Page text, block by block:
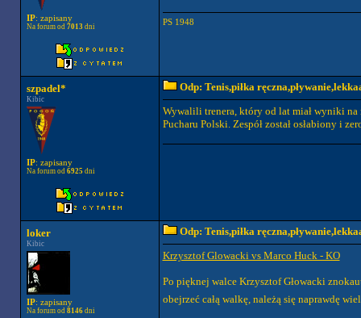
IP: zapisany
Na forum od 7013 dni
PS 1948
szpadel*
Kibic
IP: zapisany
Na forum od 6925dni
Odp: Tenis,piłka
Wywalili trenera, który od lat miał wyniki
Pucharu Polski. Zespół został osłabiony i
loker
Kibic
IP: zapisany
Na forum od 8146dni
Odp: Tenis,piłka
Krzysztof Glowacki vs Marco Huck - KO
Po pięknej walce Krzysztof Głowacki
obejrzeć całą walkę, należą się naprawdę